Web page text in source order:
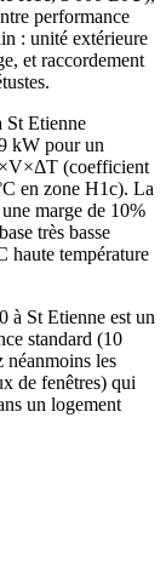
performance
: unité extérieure
et raccordement
St Etienne
kW pour un
(coefficient
en zone H1c). La
marge de 10%
très basse
haute température
à St Etienne est un
standard (10
les
de fenêtres) qui
un logement